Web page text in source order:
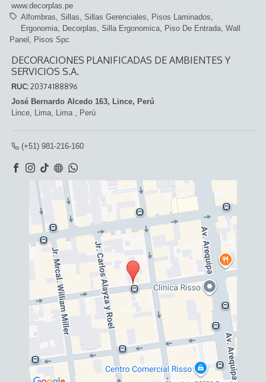
www.decorplas.pe
Alfombras
Sillas Sillas Gerenciales
Pisos Laminados
Ergonomia
Decorplas Silla Ergonomica Piso De Entrada Wall
Panel
Pisos Spc
DECORACIONES PLANIFICADAS DE AMBIENTES Y
SERVICIOS S.A.
RUC:20374188896
José Bernardo Alcedo 163, Lince, Perú
Lince, Lima, Lima , Perú
(+51) 981-216-160